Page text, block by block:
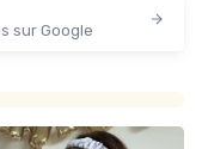
sur Google